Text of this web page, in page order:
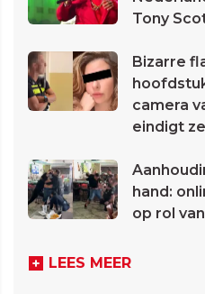
Tony
Bizarre
camera
eindigt
hand:
op rol
LEES MEER